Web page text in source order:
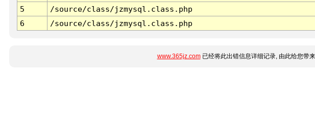
5
/source/class/jzmysql.class.php
6
/source/class/jzmysql.class.php
www.365jz.com已经将此出错信息详细记录, 由此给您带